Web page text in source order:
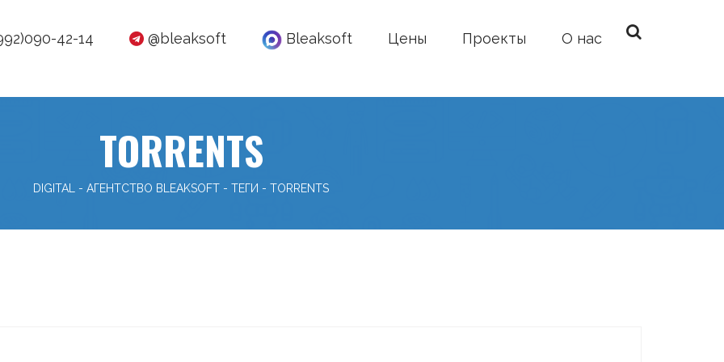
42-14 @bleaksoft Bleaksoft Цены Проекты О нас
TORRENTS
DIGITAL - АГЕНТСТВО BLEAKSOFT - ТЕГИ - TORRENTS